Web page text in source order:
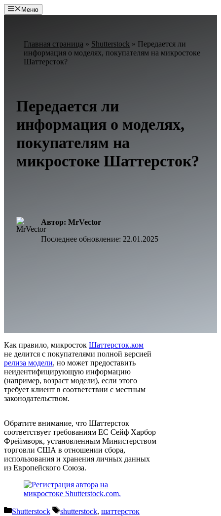
Перейти
к
Меню
Главная страница » Shutterstock » Передается ли
информация о моделях, покупателям на микростоке
Шаттерсток?
Передается ли
информация о моделях,
покупателям на
микростоке Шаттерсток?
Автор: MrVector
Последнее обновление: 22.01.2025
Как правило, микросток Шаттерсток.ком
не делится с покупателями полной версией
релиза модели, но может предоставить
неидентифицирующую информацию
(например, возраст модели), если этого
требует клиент в соответствии с местным
законодательством.
Обратите внимание, что Шаттерсток
соответствует требованиям ЕС Сейф Харбор
Фреймворк, установленным Министерством
торговли США в отношении сбора,
использования и хранения личных данных
из Европейского Союза.
Рубрики
Shutterstock Метки
shutterstock, шаттерсток